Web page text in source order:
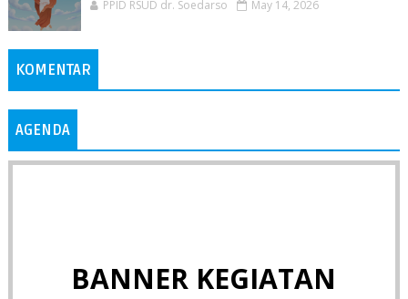
PPID RSUD dr. Soedarso May 14, 2026
KOMENTAR
AGENDA
BANNER KEGIATAN